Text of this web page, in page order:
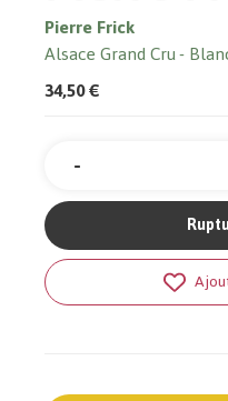
Pierre Frick
Alsace Grand Cru
34,50 €
Quantité
-